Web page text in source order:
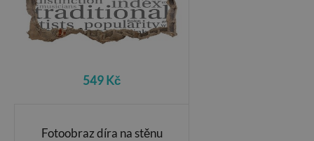
549 Kč
Fotoobraz díra na stěnu